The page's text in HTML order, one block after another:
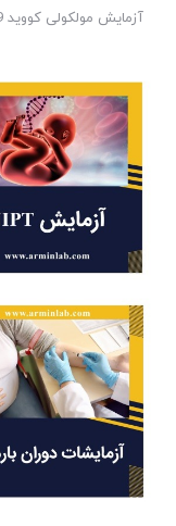
آزمایش مولکولی کووید 19